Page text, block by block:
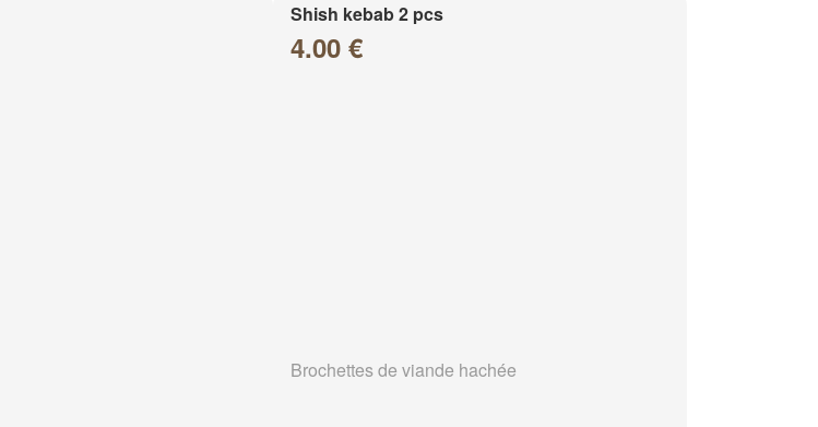
Shish kebab 2 pcs
4.00 €
Brochettes de viande hachée